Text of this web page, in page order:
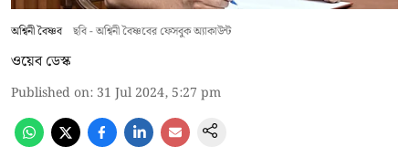
অশ্বিনী বৈষ্ণব ছবি - অশ্বিনী বৈষ্ণবের ফেসবুক অ্যাকাউন্ট
ওয়েব ডেস্ক
Published on: 31 Jul 2024, 5:27 pm